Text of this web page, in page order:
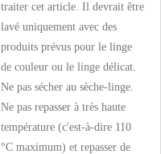
traiter cet article. Il devrait être
lavé uniquement avec des
produits prévus pour le linge
de couleur ou le linge délicat.
Ne pas sécher au sèche-linge.
Ne pas repasser à très haute
température (c'est-à-dire 110
°C maximum) et repasser de